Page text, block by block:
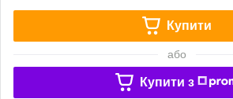
Купити
або
Купити з